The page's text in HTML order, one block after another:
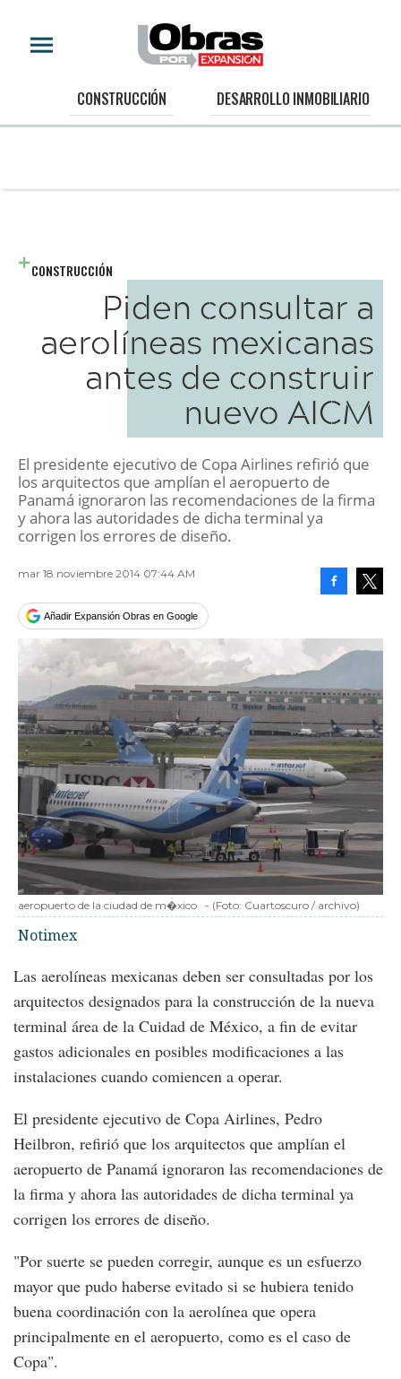
CONSTRUCCIÓN DESARROLLO INMOBILIARIO
CONSTRUCCIÓN
Piden consultar a
aerolíneas mexicanas
antes de construir
nuevo AICM
El presidente ejecutivo de Copa Airlines refirió que
los arquitectos que amplían el aeropuerto de
Panamá ignoraron las recomendaciones de la firma
y ahora las autoridades de dicha terminal ya
corrigen los errores de diseño.
mar 18 noviembre 2014 07:44 AM
Añadir Expansión Obras en Google
aeropuerto de la ciudad de m�xico - (Foto: Cuartoscuro / archivo)
Notimex
Las aerolíneas mexicanas deben ser consultadas por los
arquitectos designados para la construcción de la nueva
terminal área de la Cuidad de México, a fin de evitar
gastos adicionales en posibles modificaciones a las
instalaciones cuando comiencen a operar.
El presidente ejecutivo de Copa Airlines, Pedro
Heilbron, refirió que los arquitectos que amplían el
aeropuerto de Panamá ignoraron las recomendaciones de
la firma y ahora las autoridades de dicha terminal ya
corrigen los errores de diseño.
"Por suerte se pueden corregir, aunque es un esfuerzo
mayor que pudo haberse evitado si se hubiera tenido
buena coordinación con la aerolínea que opera
principalmente en el aeropuerto, como es el caso de
Copa".